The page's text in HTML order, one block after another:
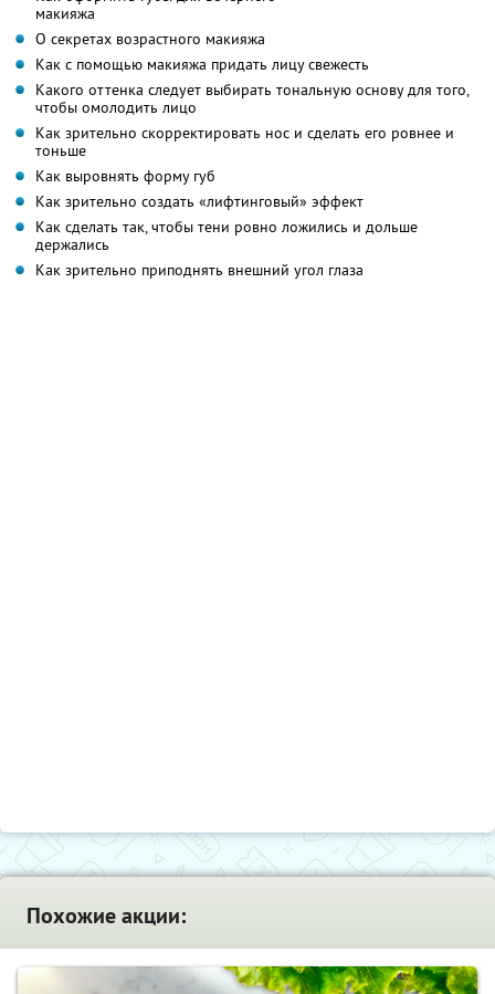
макияжа
О секретах возрастного макияжа
Как с помощью макияжа придать лицу свежесть
Какого оттенка следует выбирать тональную основу для того,
чтобы омолодить лицо
Как зрительно скорректировать нос и сделать его ровнее и
тоньше
Как выровнять форму губ
Как зрительно создать «лифтинговый» эффект
Как сделать так, чтобы тени ровно ложились и дольше
держались
Как зрительно приподнять внешний угол глаза
Похожие акции: